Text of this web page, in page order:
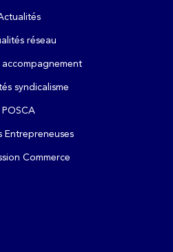
réseau
syndicalisme
POSCA
Entrepreneuses
Commerce